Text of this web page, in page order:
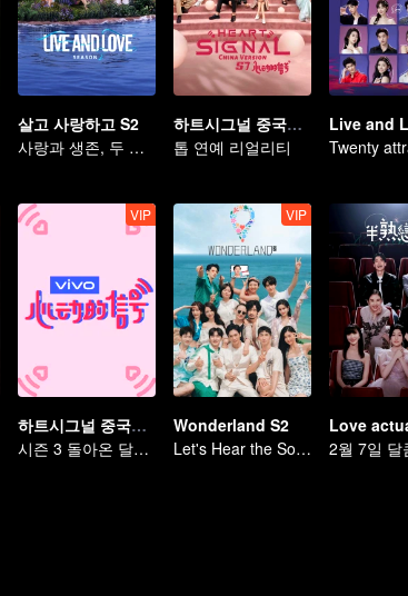
살고 사랑하고 S2
사랑과 생존, 두 가지 도전에 정면으로 맞서다
하트시그널 중국판 시즌 7
톱 연예 리얼리티
Live and
VIP
하트시그널 중국판 시즌 3
시즌 3 돌아온 달콤함
VIP
Wonderland S2
Let's Hear the Sound of the Sea Together！
Love